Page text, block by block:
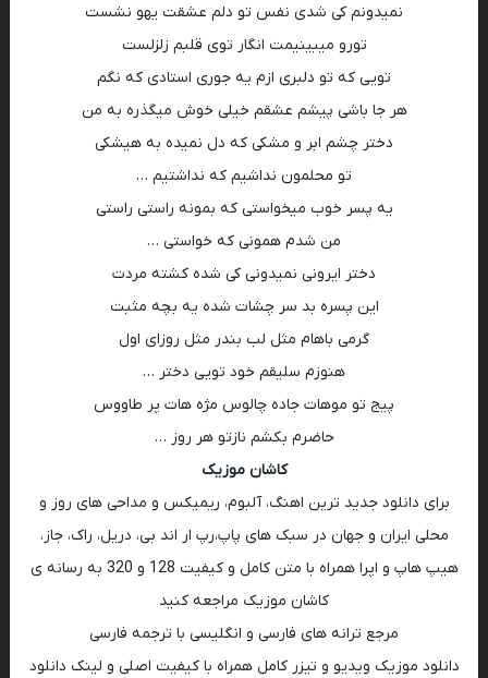
نمیدونم کی شدی نفس تو دلم عشقت یهو نشست
تورو میبینیمت انگار توی قلبم زلزلست
تویی که تو دلبری ازم یه جوری استادی که نگم
هر جا باشی پیشم عشقم خیلی خوش میگذره به من
دختر چشم ابر و مشکی که دل نمیده به هیشکی
تو محلمون نداشیم که نداشتیم …
یه پسر خوب میخواستی که بمونه راستی راستی
من شدم همونی که خواستی …
دختر ایرونی نمیدونی کی شده کشته مردت
این پسره بد سر چشات شده یه بچه مثبت
گرمی باهام مثل لب بندر مثل روزای اول
هنوزم سلیقم خود تویی دختر …
پیج تو موهات جاده چالوس مژه هات پر طاووس
حاضرم بکشم نازتو هر روز …
کاشان موزیک
برای دانلود جدید ترین اهنگ، آلبوم، ریمیکس و مداحی های روز و
محلی ایران و جهان در سبک های پاپ،رپ ار اند بی، دریل، راک، جاز،
هیپ هاپ و اپرا همراه با متن کامل و کیفیت 128 و 320 به رسانه ی
کاشان موزیک مراجعه کنید
مرجع ترانه های فارسی و انگلیسی با ترجمه فارسی
دانلود موزیک ویدیو و تیزر کامل همراه با کیفیت اصلی و لینک دانلود